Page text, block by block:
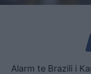
Alarm te Brazili i